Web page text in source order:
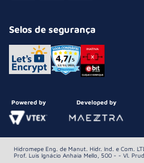
Selos de segurança
Powered by Developed by
Hidromepe Eng. de Manut. Hidr. Ind. e Com.
Prof. Luis Ignácio Anhaia Mello, 500 - - Vl.